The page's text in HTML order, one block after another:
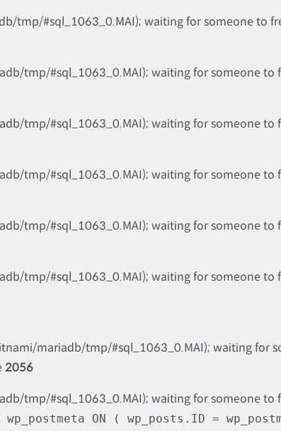
tmp/#sql_1063_0.MAI); waiting for someone to
tmp/#sql_1063_0.MAI); waiting for someone to
tmp/#sql_1063_0.MAI); waiting for someone to
tmp/#sql_1063_0.MAI); waiting for someone to
tmp/#sql_1063_0.MAI); waiting for someone to
tmp/#sql_1063_0.MAI); waiting for someone to
mariadb/tmp/#sql_1063_0.MAI); waiting for
2056
tmp/#sql_1063_0.MAI); waiting for someone to
wp_postmeta ON ( wp_posts.ID =